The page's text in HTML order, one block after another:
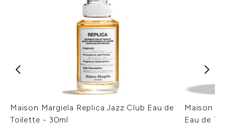
Maison Margiela Replica Jazz Club Eau de
Toilette - 30ml
Maison
Eau de